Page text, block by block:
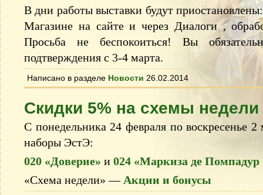
В дни работы выставки будут
Магазине на сайте и через Диалоги ,
Просьба не беспокоиться! Вы
подтверждения с 3-4 марта.
Написано в разделе Новости 26.02.2014
Скидки 5% на схемы недели
С понедельника 24 февраля по воскресенье 2
наборы ЭстЭ:
020 «Доверие» и 024 «Маркиза де Помпадур
«Схема недели» — Акции и бонусы